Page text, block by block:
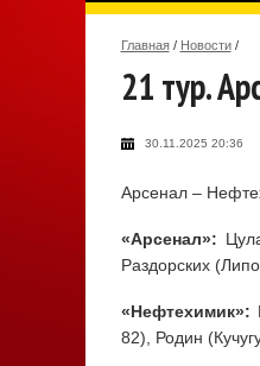
Главная / Новости /
21 тур.
30.11.2025 20:36
Арсенал –
«Арсенал»:
Раздорских
«Нефтехимик»:
82), Родин